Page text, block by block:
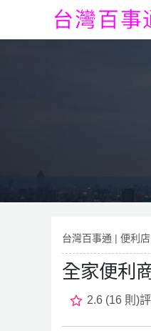
台灣百事通 | 便利店
全家便利
2.6 (16 則)